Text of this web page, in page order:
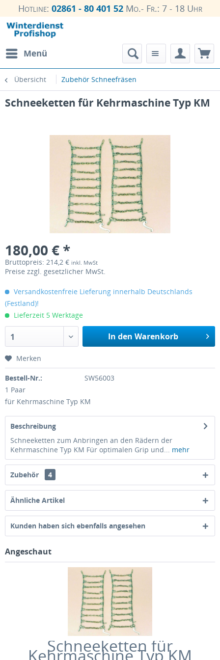
Hotline: 02861 - 80 401 52Mo.- Fr.: 7 - 18 Uhr
Menü
Übersicht Zubehör Schneefräsen
Schneeketten für Kehrmaschine Typ KM
180,00 € *
Bruttopreis: 214,2 € inkl. MwSt
Preise zzgl. gesetzlicher MwSt.
Versandkostenfreie Lieferung innerhalb Deutschlands
(Festland)!
Lieferzeit 5 Werktage
1 In den Warenkorb
Merken
Bestell-Nr.:
SW56003
1 Paar
für Kehrmaschine Typ KM
Beschreibung
Schneeketten zum Anbringen an den Rädern der
Kehrmaschine Typ KM Für optimalen Grip und... mehr
Zubehör 4
Ähnliche Artikel
Kunden haben sich ebenfalls angesehen
Angeschaut
Schneeketten für
Kehrmaschine Typ KM